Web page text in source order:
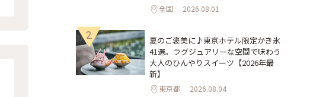
全国 2026.08.01
2
夏のご褒美に♪東京ホテル限定かき氷
41選。ラグジュアリーな空間で味わう
大人のひんやりスイーツ【2026年最
新】
東京都 2026.08.04